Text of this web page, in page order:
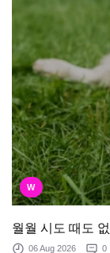
W
월월 시도 때도
06 Aug 2026